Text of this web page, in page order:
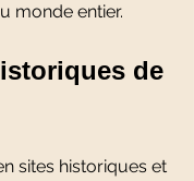
monde entier.
de
sites historiques et